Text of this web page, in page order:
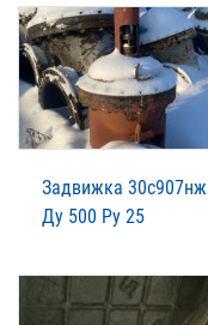
Задвижка 30с907нж
Ду 500 Ру 25